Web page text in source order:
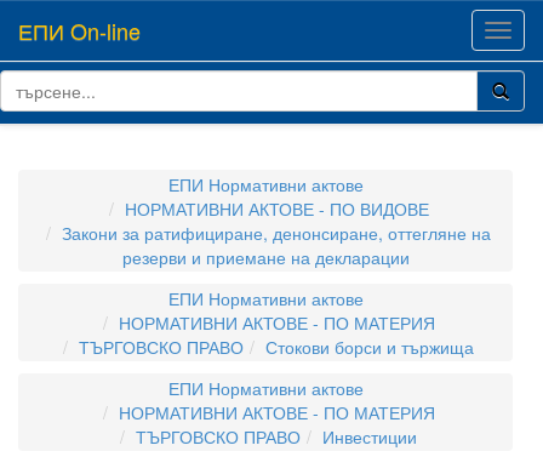
ЕПИ On-line
ЕПИ Нормативни актове
НОРМАТИВНИ АКТОВЕ - ПО ВИДОВЕ
Закони за ратифициране, денонсиране, оттегляне на
резерви и приемане на декларации
ЕПИ Нормативни актове
НОРМАТИВНИ АКТОВЕ - ПО МАТЕРИЯ
ТЪРГОВСКО ПРАВО
Стокови борси и тържища
ЕПИ Нормативни актове
НОРМАТИВНИ АКТОВЕ - ПО МАТЕРИЯ
ТЪРГОВСКО ПРАВО
Инвестиции